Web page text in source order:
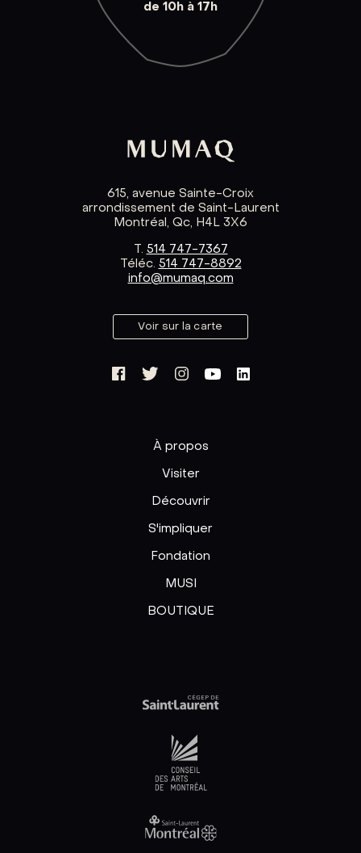
de 10h à 17h
615, avenue Sainte-Croix
arrondissement de Saint-Laurent
Montréal, Qc, H4L 3X6
T. 514 747-7367
Téléc. 514 747-8892
info@mumaq.com
Voir sur la carte
À propos
Visiter
Découvrir
S'impliquer
Fondation
MUSI
BOUTIQUE